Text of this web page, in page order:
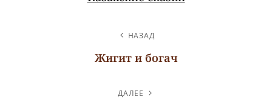
НАЗАД
Жигит и богач
ДАЛЕЕ